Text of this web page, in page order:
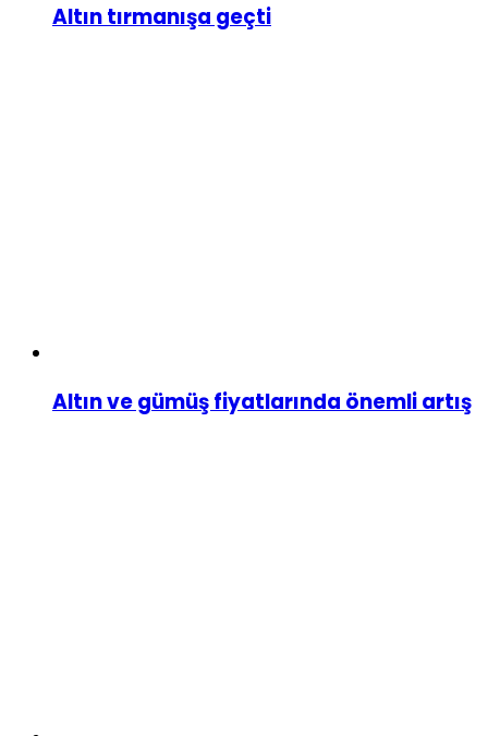
Altın tırmanışa geçti
Altın ve gümüş fiyatlarında önemli artış